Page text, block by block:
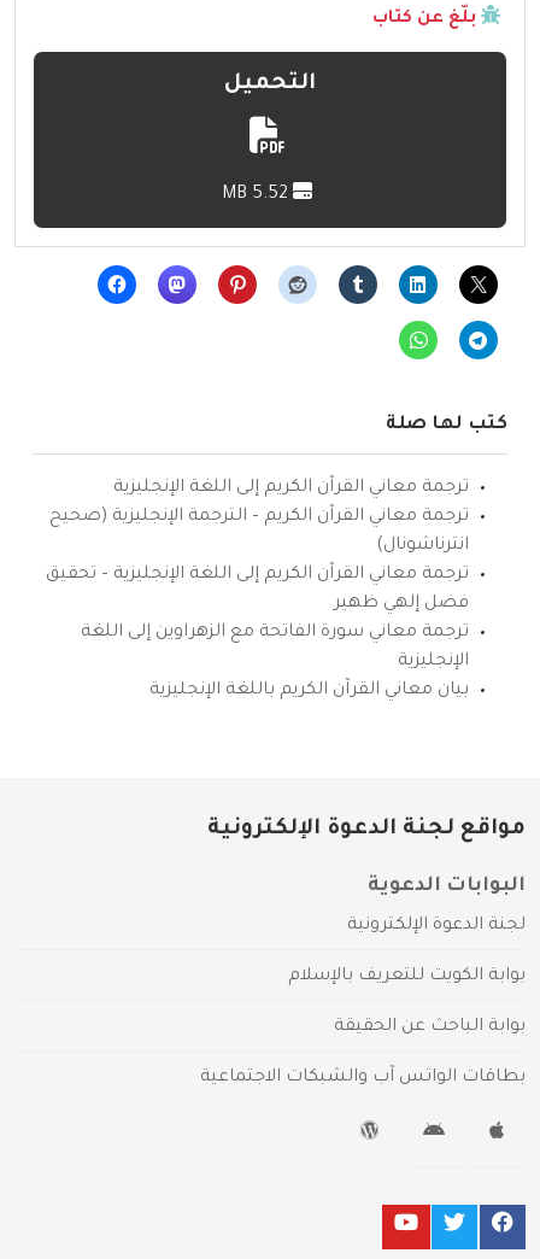
بلّغ عن كتاب
التحميل
كتب لها صلة
ترجمة معاني القرآن الكريم إلى اللغة الإنجليزية
ترجمة معاني القرآن الكريم – الترجمة الإنجليزية (صحيح
انترناشونال)
ترجمة معاني القرآن الكريم إلى اللغة الإنجليزية – تحقيق
فضل إلهي ظهير
ترجمة معاني سورة الفاتحة مع الزهراوين إلى اللغة
الإنجليزية
بيان معاني القرآن الكريم باللغة الإنجليزية
مواقع لجنة الدعوة الإلكترونية
البوابات الدعوية
لجنة الدعوة الإلكترونية
بوابة الكويت للتعريف بالإسلام
بوابة الباحث عن الحقيقة
بطاقات الواتس آب والشبكات الاجتماعية